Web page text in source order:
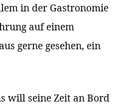
in der Gastronomie
auf einem
gerne gesehen, ein
will seine Zeit an Bord